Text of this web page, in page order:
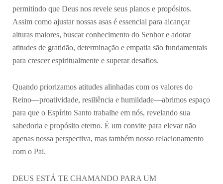
permitindo que Deus nos revele seus planos e propósitos.
Assim como ajustar nossas asas é essencial para alcançar
alturas maiores, buscar conhecimento do Senhor e adotar
atitudes de gratidão, determinação e empatia são fundamentais
para crescer espiritualmente e superar desafios.
Quando priorizamos atitudes alinhadas com os valores do
Reino—proatividade, resiliência e humildade—abrimos espaço
para que o Espírito Santo trabalhe em nós, revelando sua
sabedoria e propósito eterno. É um convite para elevar não
apenas nossa perspectiva, mas também nosso relacionamento
com o Pai.
DEUS ESTÁ TE CHAMANDO PARA UM